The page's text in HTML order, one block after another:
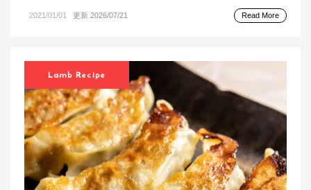
2021/01/01 更新 2026/07/21 Read More
Lamb Recipe